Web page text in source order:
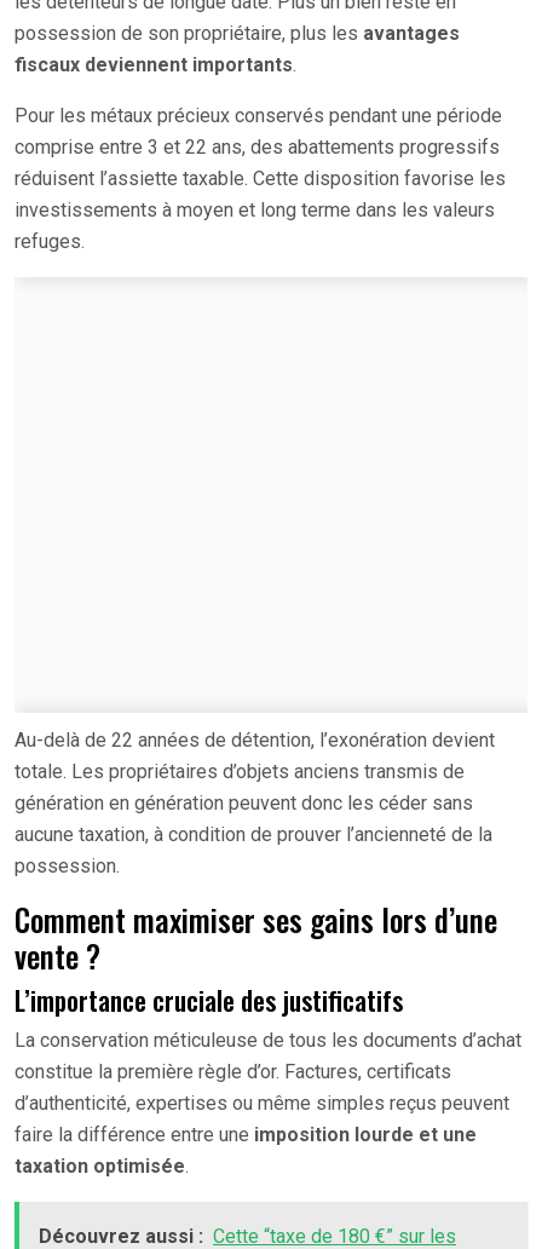
possession de son propriétaire, plus les avantages
fiscaux deviennent importants.
Pour les métaux précieux conservés pendant une période
comprise entre 3 et 22 ans, des abattements progressifs
réduisent l’assiette taxable. Cette disposition favorise les
investissements à moyen et long terme dans les valeurs
refuges.
Au-delà de 22 années de détention, l’exonération devient
totale. Les propriétaires d’objets anciens transmis de
génération en génération peuvent donc les céder sans
aucune taxation, à condition de prouver l’ancienneté de la
possession.
Comment maximiser ses gains lors d’une
vente ?
L’importance cruciale des justificatifs
La conservation méticuleuse de tous les documents d’achat
constitue la première règle d’or. Factures, certificats
d’authenticité, expertises ou même simples reçus peuvent
faire la différence entre une imposition lourde et une
taxation optimisée.
Découvrez aussi : Cette “taxe de 180 €” sur les